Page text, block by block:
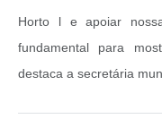
Horto l e apoiar
fundamental para
destaca a secretária